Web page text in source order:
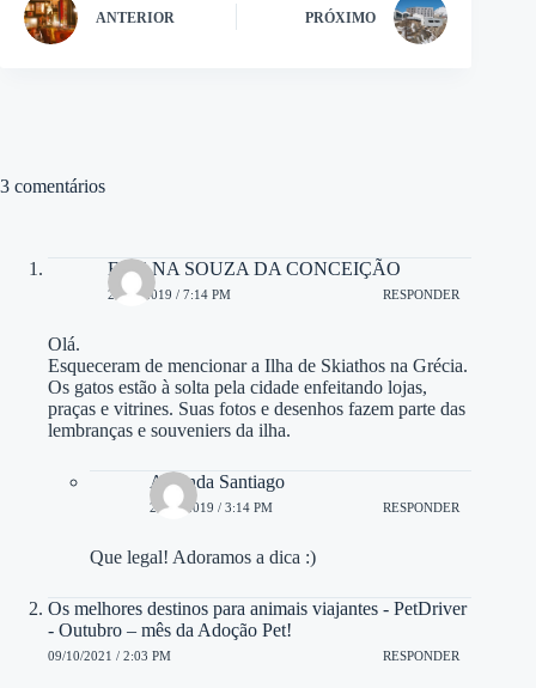
ANTERIOR PRÓXIMO
3 comentários
ELIANA SOUZA DA CONCEIÇÃO
20/09/2019 / 7:14 PM RESPONDER
Olá.
Esqueceram de mencionar a Ilha de Skiathos na Grécia.
Os gatos estão à solta pela cidade enfeitando lojas,
praças e vitrines. Suas fotos e desenhos fazem parte das
lembranças e souveniers da ilha.
Amanda Santiago
24/09/2019 / 3:14 PM RESPONDER
Que legal! Adoramos a dica :)
Os melhores destinos para animais viajantes - PetDriver
- Outubro – mês da Adoção Pet!
09/10/2021 / 2:03 PM RESPONDER